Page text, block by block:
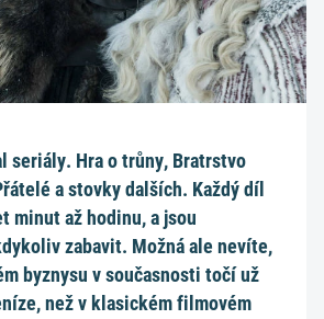
seriály. Hra o trůny, Bratrstvo
a stovky dalších. Každý díl
minut až hodinu, a jsou
zabavit. Možná ale nevíte,
byznysu v současnosti točí už
než v klasickém filmovém